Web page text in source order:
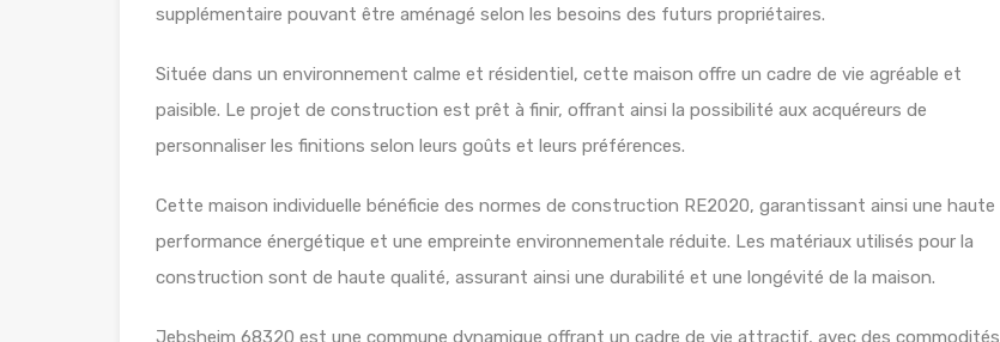
supplémentaire pouvant être aménagé selon les besoins des futurs propriétaires.
Située dans un environnement calme et résidentiel, cette maison offre un cadre de vie agréable et
paisible. Le projet de construction est prêt à finir, offrant ainsi la possibilité aux acquéreurs de
personnaliser les finitions selon leurs goûts et leurs préférences.
Cette maison individuelle bénéficie des normes de construction RE2020, garantissant ainsi une haute
performance énergétique et une empreinte environnementale réduite. Les matériaux utilisés pour la
construction sont de haute qualité, assurant ainsi une durabilité et une longévité de la maison.
Jebsheim 68320 est une commune dynamique offrant un cadre de vie attractif, avec des commodités